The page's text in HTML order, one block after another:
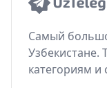
Самый
Узбекистане.
категориям и